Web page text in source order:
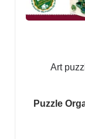
Art
Puzzle